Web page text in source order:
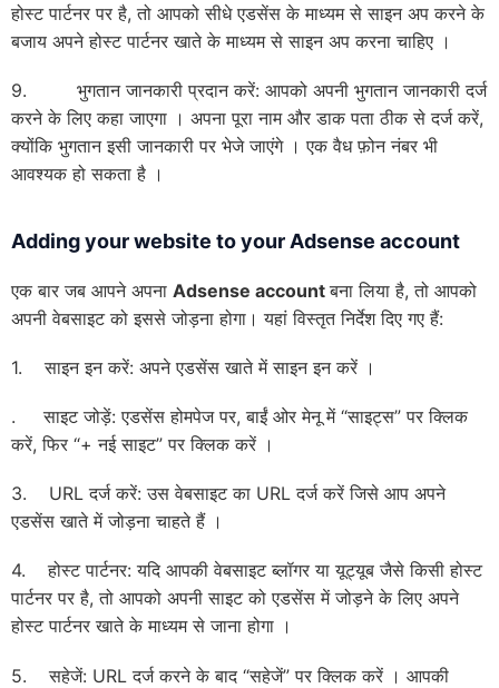
होस्ट पार्टनर पर है, तो आपको सीधे एडसेंस के माध्यम से साइन अप करने के
बजाय अपने होस्ट पार्टनर खाते के माध्यम से साइन अप करना चाहिए ।
9. भुगतान जानकारी प्रदान करें: आपको अपनी भुगतान जानकारी दर्ज
करने के लिए कहा जाएगा । अपना पूरा नाम और डाक पता ठीक से दर्ज करें,
क्योंकि भुगतान इसी जानकारी पर भेजे जाएंगे । एक वैध फ़ोन नंबर भी
आवश्यक हो सकता है ।
Adding your website to your Adsense account
एक बार जब आपने अपना Adsense account बना लिया है, तो आपको
अपनी वेबसाइट को इससे जोड़ना होगा। यहां विस्तृत निर्देश दिए गए हैं:
1. साइन इन करें: अपने एडसेंस खाते में साइन इन करें ।
. साइट जोड़ें: एडसेंस होमपेज पर, बाईं ओर मेनू में “साइट्स” पर क्लिक
करें, फिर “+ नई साइट” पर क्लिक करें ।
3. URL दर्ज करें: उस वेबसाइट का URL दर्ज करें जिसे आप अपने
एडसेंस खाते में जोड़ना चाहते हैं ।
4. होस्ट पार्टनर: यदि आपकी वेबसाइट ब्लॉगर या यूट्यूब जैसे किसी होस्ट
पार्टनर पर है, तो आपको अपनी साइट को एडसेंस में जोड़ने के लिए अपने
होस्ट पार्टनर खाते के माध्यम से जाना होगा ।
5. सहेजें: URL दर्ज करने के बाद “सहेजें” पर क्लिक करें । आपकी